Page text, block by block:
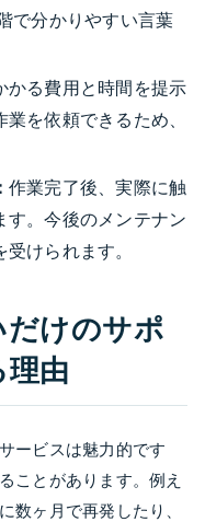
で分かりやすい言葉
かる費用と時間を提示
を依頼できるため、
作業完了後、実際に触
す。今後のメンテナン
けられます。
だけのサポ
理由
ービスは魅力的です
ことがあります。例え
数ヶ月で再発したり、